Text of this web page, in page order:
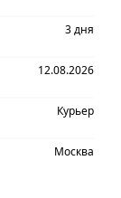
3 дня
12.08.2026
Курьер
Москва